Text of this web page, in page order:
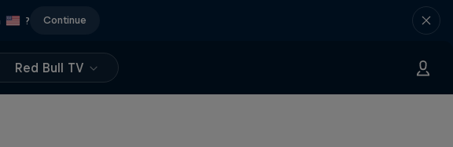
? Continue
Red Bull TV